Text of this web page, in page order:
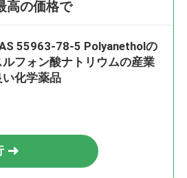
高の価格で
55963-78-5 Polyanetholの
ルフォン酸ナトリウムの産業
い化学薬品